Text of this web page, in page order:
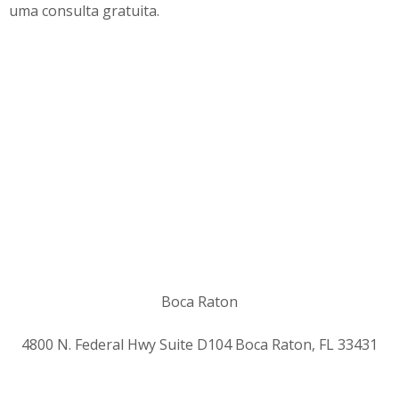
uma consulta gratuita.
Boca Raton
4800 N. Federal Hwy Suite D104 Boca Raton, FL 33431